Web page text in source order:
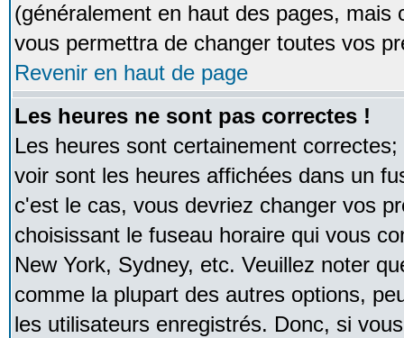
(généralement en haut des pages,
vous permettra de changer toutes vos
Revenir en haut de page
Les heures ne sont pas correctes !
Les heures sont certainement
voir sont les heures affichées dans un
c'est le cas, vous devriez changer vos
choisissant le fuseau horaire qui vous
New York, Sydney, etc. Veuillez noter
comme la plupart des autres options,
les utilisateurs enregistrés. Donc, si